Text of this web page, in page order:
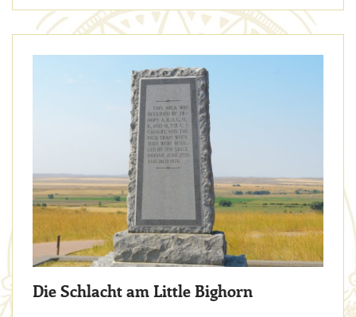
Die Schlacht am Little Bighorn